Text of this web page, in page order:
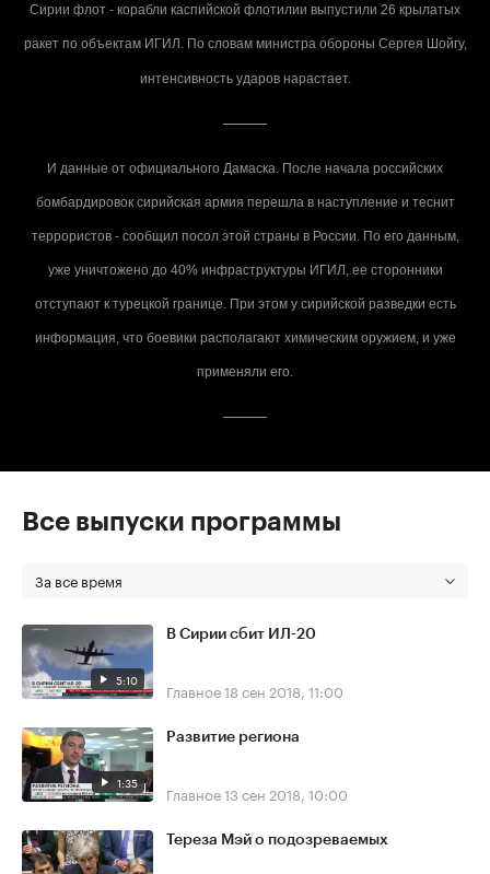
Сирии флот - корабли каспийской флотилии выпустили 26 крылатых
ракет по объектам ИГИЛ. По словам министра обороны Сергея Шойгу,
интенсивность ударов нарастает.
И данные от официального Дамаска. После начала российских
бомбардировок сирийская армия перешла в наступление и теснит
террористов - сообщил посол этой страны в России. По его данным,
уже уничтожено до 40% инфраструктуры ИГИЛ, ее сторонники
отступают к турецкой границе. При этом у сирийской разведки есть
информация, что боевики располагают химическим оружием, и уже
применяли его.
Все выпуски программы
За все время
5:10
В Сирии сбит ИЛ-20
Главное18 сен 2018, 11:00
1:35
Развитие региона
Главное13 сен 2018, 10:00
Тереза Мэй о подозреваемых